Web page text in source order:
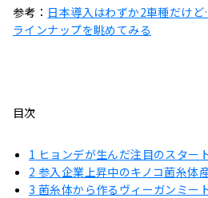
参考： 日本導入はわずか2車種だ
ラインナップを眺めてみる
目次
1 ヒョンデが生んだ注目のスター
2 参入企業上昇中のキノコ菌糸体
3 菌糸体から作るヴィーガンミー